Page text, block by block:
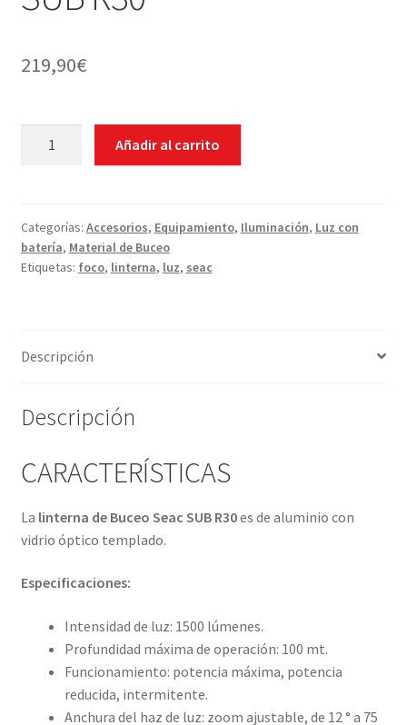
219,90€
SUB
R30
cantidad
Añadir al carrito
Categorías: Accesorios, Equipamiento, Iluminación, Luz con
batería, Material de Buceo
Etiquetas: foco, linterna, luz, seac
Descripción
Descripción
CARACTERÍSTICAS
La linterna de Buceo Seac SUB R30es de aluminio con
vidrio óptico templado.
Especificaciones:
Intensidad de luz: 1500 lúmenes.
Profundidad máxima de operación: 100 mt.
Funcionamiento: potencia máxima, potencia
reducida, intermitente.
Anchura del haz de luz: zoom ajustable, de 12 ° a 75